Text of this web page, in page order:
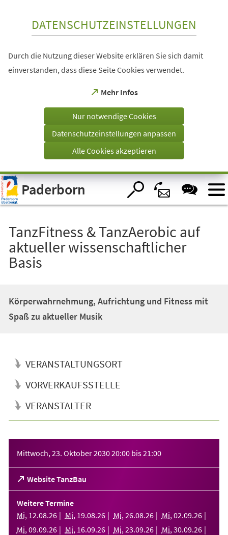
Visuelle
Assistenzsoftware
öffnen.
DATENSCHUTZEINSTELLUNGEN
Durch die Nutzung dieser Website erklären Sie sich damit
einverstanden, dass diese Seite Cookies verwendet.
Mehr Infos
(Öffnet
einem
Tab)
Nur notwendige Cookies
Datenschutzeinstellungen anpassen
Alle Cookies akzeptieren
Paderborn
TanzFitness & TanzAerobic auf
aktueller wissenschaftlicher
Basis
Körperwahrnehmung, Aufrichtung und Fitness mit
Spaß zu aktueller Musik
VERANSTALTUNGSORT
VORVERKAUFSSTELLE
VERANSTALTER
Mittwoch, 23. Oktober 203020:00 bis21:00
Website TanzBau
(Öffnet
in
einem
neuen
Tab)
Weitere Termine
Mi, 12.08.26 Mi, 19.08.26 Mi, 26.08.26 Mi, 02.09.26
Mi, 09.09.26 Mi, 16.09.26 Mi, 23.09.26 Mi, 30.09.26